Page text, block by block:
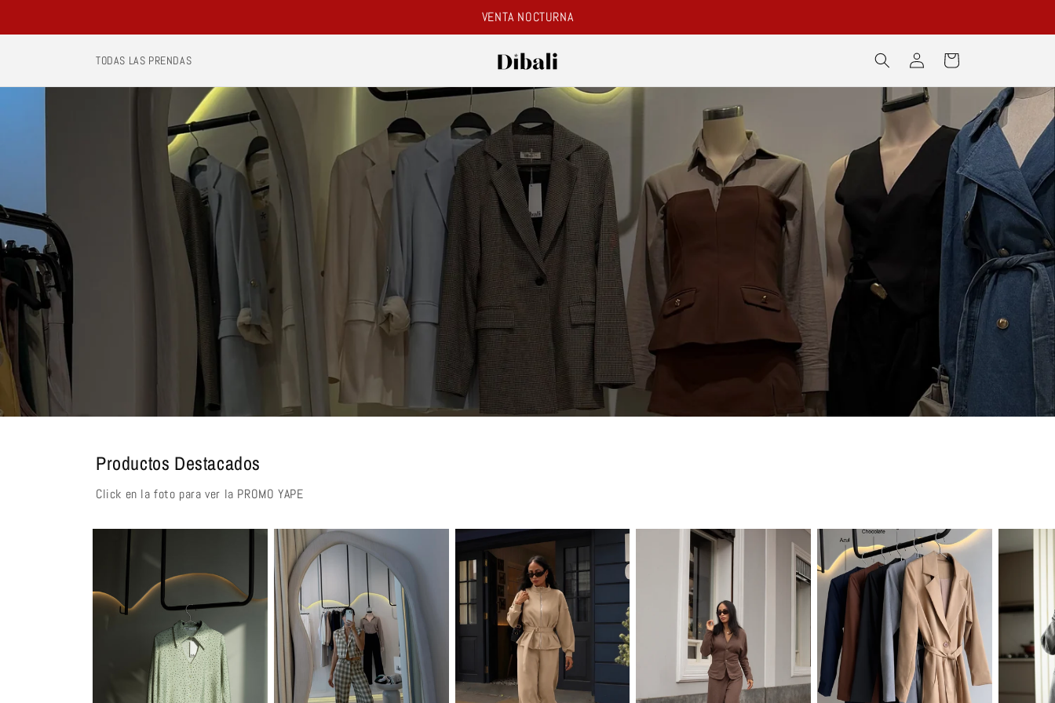
al contenido
VENTA NOCTURNA
TODAS LAS PRENDAS
Iniciar
sesión
Carrito
Productos Destacados
Click en la foto para ver la PROMO YAPE